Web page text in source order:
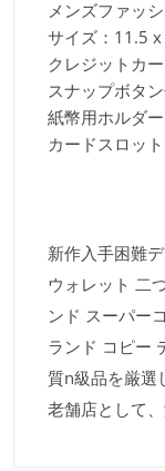
メンズファッ
サイズ：11.5
クレジットカ
スナップボタ
紙幣用ホルダ
カードスロッ
新作入手困難
ウォレット 二
ンド スーパー
ランド コピー
質n級品を厳選
老舗店として